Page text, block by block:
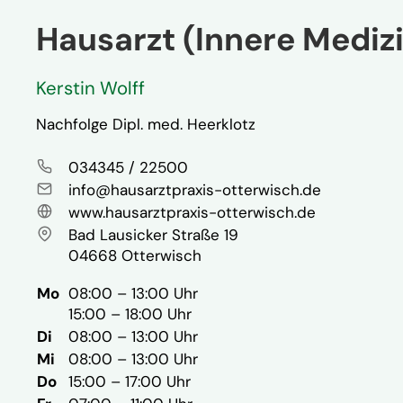
Hausarzt (Innere
Kerstin Wolff
Nachfolge Dipl. med. Heerklotz
Telefon
034345 / 22500
E-Mail
info@hausarztpraxis-otterwisch.de
Website
www.hausarztpraxis-otterwisch.de
Anschrift
Bad Lausicker Straße 19
04668 Otterwisch
Montag
08:00 – 13:00 Uhr
15:00 – 18:00 Uhr
Di enstag
08:00 – 13:00 Uhr
Mi ttwoch
08:00 – 13:00 Uhr
Donnerstag
15:00 – 17:00 Uhr